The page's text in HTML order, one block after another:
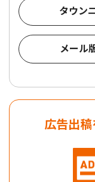
タウン
メール
広告出